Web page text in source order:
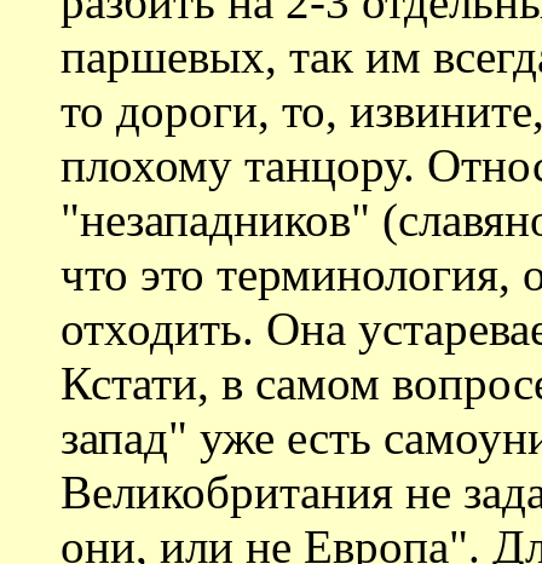
паршевых, так им
то дороги, то,
плохому танцору.
"незападников"
что это терминология,
отходить. Она
Кстати, в самом
запад" уже есть
Великобритания не
они, или не Европа".